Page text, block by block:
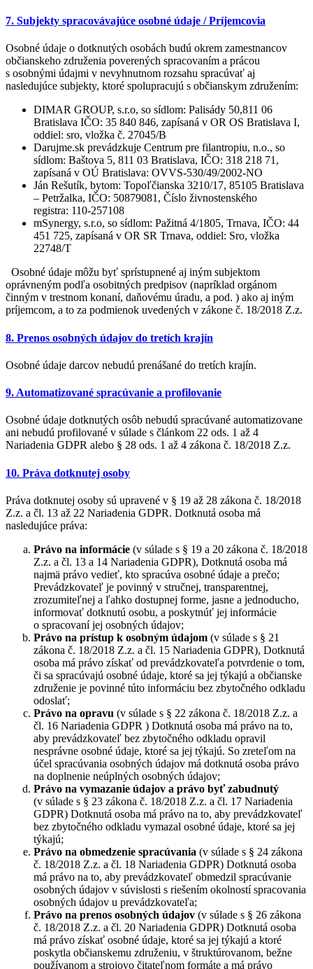
7. Subjekty spracovávajúce osobné údaje / Príjemcovia
Osobné údaje o dotknutých osobách budú okrem zamestnancov
občianskeho združenia poverených spracovaním a prácou
s osobnými údajmi v nevyhnutnom rozsahu spracúvať aj
nasledujúce subjekty, ktoré spolupracujú s občianskym združením:
DIMAR GROUP, s.r.o, so sídlom: Palisády 50,811 06
Bratislava IČO: 35 840 846, zapísaná v OR OS Bratislava I,
oddiel: sro, vložka č. 27045/B
Darujme.sk prevádzkuje Centrum pre filantropiu, n.o., so
sídlom: Baštova 5, 811 03 Bratislava, IČO: 318 218 71,
zapísaná v OÚ Bratislava: OVVS-530/49/2002-NO
Ján Rešutík, bytom: Topoľčianska 3210/17, 85105 Bratislava
– Petržalka, IČO: 50879081, Číslo živnostenského
registra: 110-257108
mSynergy, s.r.o, so sídlom: Pažitná 4/1805, Trnava, IČO: 44
451 725, zapísaná v OR SR Trnava, oddiel: Sro, vložka
22748/T
Osobné údaje môžu byť sprístupnené aj iným subjektom
oprávneným podľa osobitných predpisov (napríklad orgánom
činným v trestnom konaní, daňovému úradu, a pod. ) ako aj iným
príjemcom, a to za podmienok uvedených v zákone č. 18/2018 Z.z.
8. Prenos osobných údajov do tretích krajín
Osobné údaje darcov nebudú prenášané do tretích krajín.
9. Automatizované spracúvanie a profilovanie
Osobné údaje dotknutých osôb nebudú spracúvané automatizovane
ani nebudú profilované v súlade s článkom 22 ods. 1 až 4
Nariadenia GDPR alebo § 28 ods. 1 až 4 zákona č. 18/2018 Z.z.
10. Práva dotknutej osoby
Práva dotknutej osoby sú upravené v § 19 až 28 zákona č. 18/2018
Z.z. a čl. 13 až 22 Nariadenia GDPR. Dotknutá osoba má
nasledujúce práva:
Právo na informácie (v súlade s § 19 a 20 zákona č. 18/2018
Z.z. a čl. 13 a 14 Nariadenia GDPR), Dotknutá osoba má
najmä právo vedieť, kto spracúva osobné údaje a prečo;
Prevádzkovateľ je povinný v stručnej, transparentnej,
zrozumiteľnej a ľahko dostupnej forme, jasne a jednoducho,
informovať dotknutú osobu, a poskytnúť jej informácie
o spracovaní jej osobných údajov;
Právo na prístup k osobným údajom (v súlade s § 21
zákona č. 18/2018 Z.z. a čl. 15 Nariadenia GDPR), Dotknutá
osoba má právo získať od prevádzkovateľa potvrdenie o tom,
či sa spracúvajú osobné údaje, ktoré sa jej týkajú a občianske
združenie je povinné túto informáciu bez zbytočného odkladu
odoslať;
Právo na opravu (v súlade s § 22 zákona č. 18/2018 Z.z. a
čl. 16 Nariadenia GDPR ) Dotknutá osoba má právo na to,
aby prevádzkovateľ bez zbytočného odkladu opravil
nesprávne osobné údaje, ktoré sa jej týkajú. So zreteľom na
účel spracúvania osobných údajov má dotknutá osoba právo
na doplnenie neúplných osobných údajov;
Právo na vymazanie údajov a právo byť zabudnutý
(v súlade s § 23 zákona č. 18/2018 Z.z. a čl. 17 Nariadenia
GDPR) Dotknutá osoba má právo na to, aby prevádzkovateľ
bez zbytočného odkladu vymazal osobné údaje, ktoré sa jej
týkajú;
Právo na obmedzenie spracúvania (v súlade s § 24 zákona
č. 18/2018 Z.z. a čl. 18 Nariadenia GDPR) Dotknutá osoba
má právo na to, aby prevádzkovateľ obmedzil spracúvanie
osobných údajov v súvislosti s riešením okolností spracovania
osobných údajov u prevádzkovateľa;
Právo na prenos osobných údajov (v súlade s § 26 zákona
č. 18/2018 Z.z. a čl. 20 Nariadenia GDPR) Dotknutá osoba
má právo získať osobné údaje, ktoré sa jej týkajú a ktoré
poskytla občianskemu združeniu, v štruktúrovanom, bežne
používanom a strojovo čitateľnom formáte a má právo